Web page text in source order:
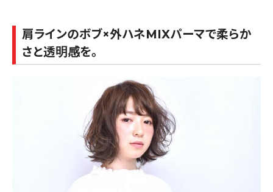
肩ラインのボブ×外ハネMIXパーマで柔らか
さと透明感を。